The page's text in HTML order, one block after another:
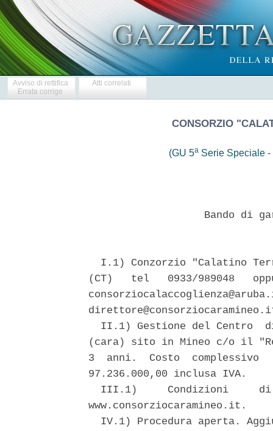
Avviso di rettifica
Errata corrige
Atti correlati
CONSORZIO
(GU 5aSerie Speciale -
Bando di
I.1) Conzorzio "Calatino
(CT)   tel   0933/989048
II.1) Gestione del Centro
(cara) sito in Mineo c/o il
3  anni.  Costo
97.236.000,00 inclusa IVA.
III.1)     Condizioni
www.consorziocaramineo.it.
IV.1) Procedura aperta.